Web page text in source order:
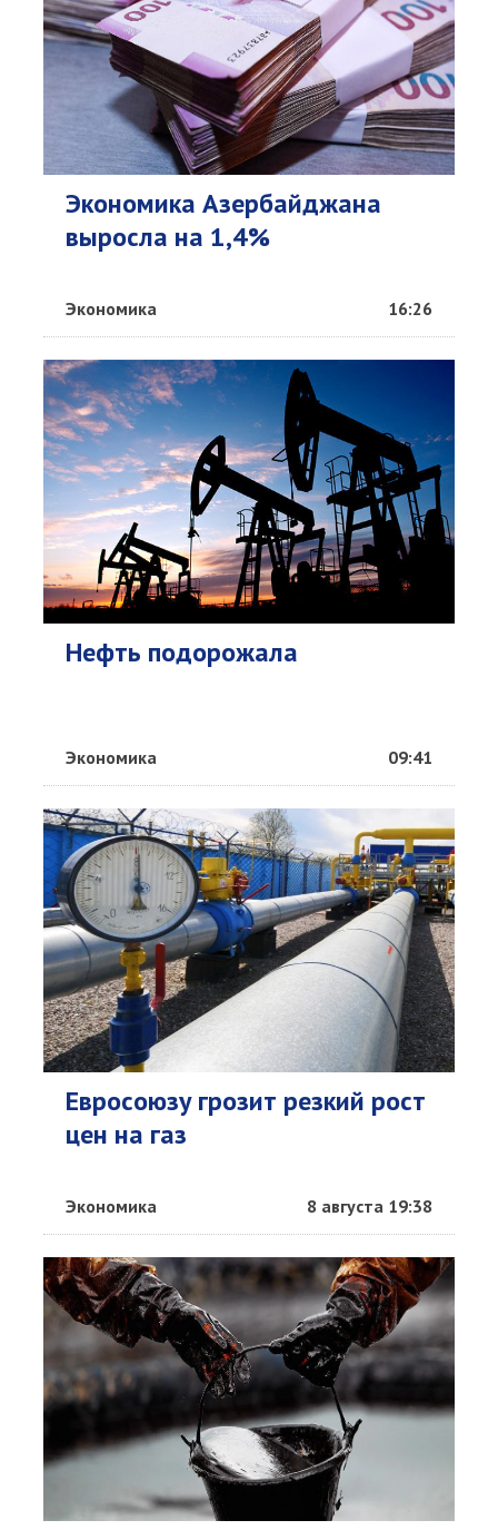
Экономика Азербайджана
выросла на 1,4%
Экономика 16:26
Нефть подорожала
Экономика 09:41
Евросоюзу грозит резкий рост
цен на газ
Экономика 8 августа 19:38